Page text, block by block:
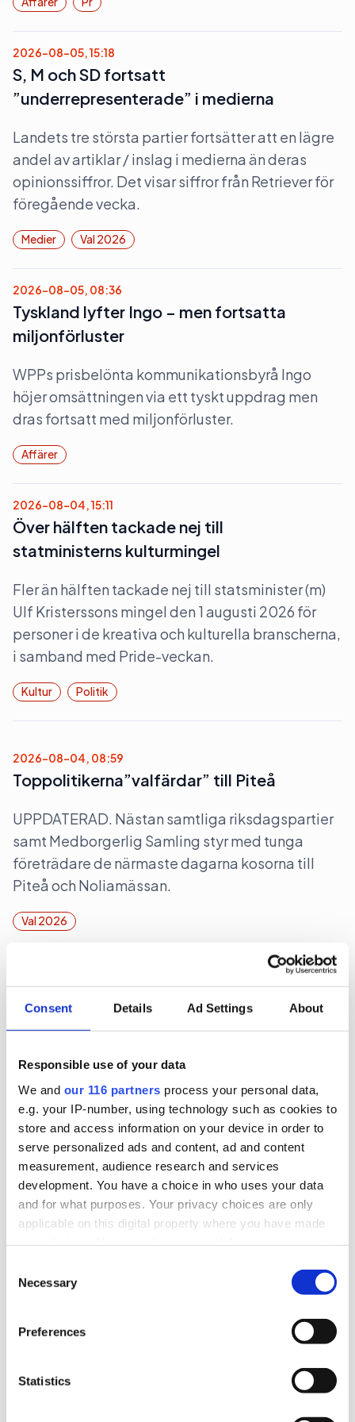
Consent Details Ad Settings About
Responsible use of your data
We and our 116 partners process your personal data,
e.g. your IP-number, using technology such as cookies to
store and access information on your device in order to
serve personalized ads and content, ad and content
measurement, audience research and services
development. You have a choice in who uses your data
and for what purposes. Your privacy choices are only
applicable on this digital property where you have made
the Privacy trigger icon.
Find out more about how your personal data is processed
and set your preferences in the
We use cookies to personalise content and ads, to
provide social media features and to analyse our traffic.
Selection
Necessary
Preferences
Statistics
2026-08-05, 15:18
S, M och SD fortsatt
”underrepresenterade” i medierna
Landets tre största partier fortsätter att en lägre
andel av artiklar / inslag i medierna än deras
opinionssiffror. Det visar siffror från Retriever för
föregående vecka.
Medier Val 2026
2026-08-05, 08:36
Tyskland lyfter Ingo – men fortsatta
miljonförluster
WPPs prisbelönta kommunikationsbyrå Ingo
höjer omsättningen via ett tyskt uppdrag men
dras fortsatt med miljonförluster.
Affärer
2026-08-04, 15:11
Över hälften tackade nej till
statministerns kulturmingel
Fler än hälften tackade nej till statsminister (m)
Ulf Kristerssons mingel den 1 augusti 2026 för
personer i de kreativa och kulturella branscherna,
i samband med Pride-veckan.
Kultur Politik
2026-08-04, 08:59
Toppolitikerna”valfärdar” till Piteå
UPPDATERAD. Nästan samtliga riksdagspartier
samt Medborgerlig Samling styr med tunga
företrädare de närmaste dagarna kosorna till
Piteå och Noliamässan.
Val 2026
Svagt upp för Åkestam Holst
En av Sveriges största reklambyråer åstadkom en
marginell ökning av byråintäkten under
räkenskapsåret 2025.
Affärer Pr
2026-08-03, 07:38
Magdalena Andersson (s) ger sig ut
på valturné
Andersson och partiets ekonomisk politiska
lång valturné.